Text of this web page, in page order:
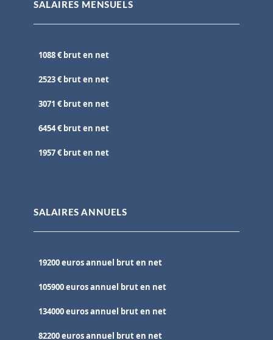
SALAIRES MENSUELS
1088 € brut en net
2523 € brut en net
3071 € brut en net
6454 € brut en net
1957 € brut en net
SALAIRES ANNUELS
19200 euros annuel brut en net
105900 euros annuel brut en net
134000 euros annuel brut en net
82200 euros annuel brut en net